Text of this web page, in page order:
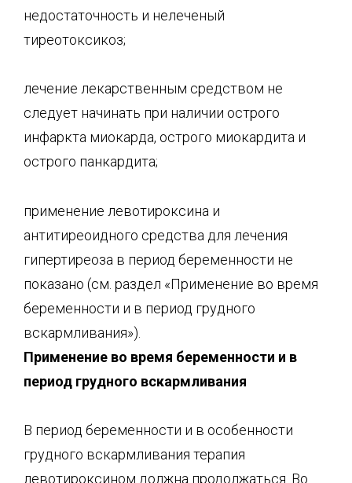
недостаточность и нелеченый
тиреотоксикоз;
лечение лекарственным средством не
следует начинать при наличии острого
инфаркта миокарда, острого миокардита и
острого панкардита;
применение левотироксина и
антитиреоидного средства для лечения
гипертиреоза в период беременности не
показано (см. раздел «Применение во время
беременности и в период грудного
вскармливания»).
Применение во время беременности и в
период грудного вскармливания
В период беременности и в особенности
грудного вскармливания терапия
левотироксином должна продолжаться. Во